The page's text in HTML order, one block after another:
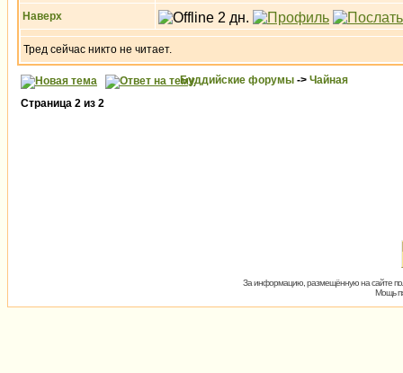
Наверх
Тред сейчас никто не читает.
Буддийские форумы -> Чайная
Страница 2 из 2
За информацию, размещённую на сайте
Мощь